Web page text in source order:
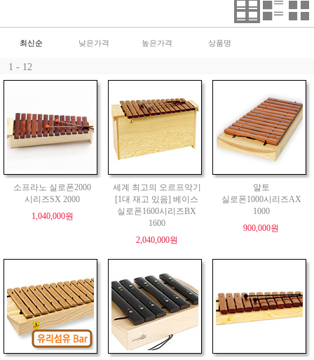
최신순 낮은가격 높은가격 상품명
1 - 12
소프라노 실로폰2000
시리즈SX 2000
1,040,000원
세계 최고의 오르프악기
[1대 재고 있음] 베이스
실로폰1600시리즈BX
1600
2,040,000원
알토
실로폰1000시리즈AX
1000
900,000원